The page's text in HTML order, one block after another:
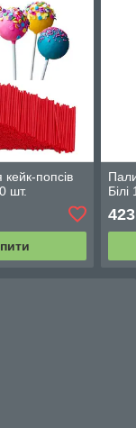
попсів
шт.
423